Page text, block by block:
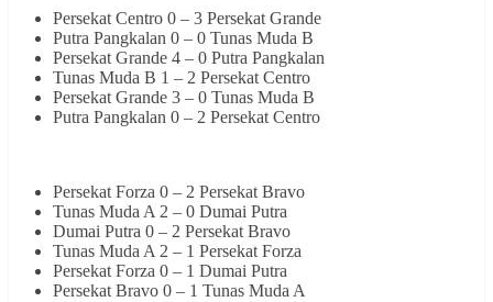
Persekat Centro 0 – 3 Persekat Grande
Putra Pangkalan 0 – 0 Tunas Muda B
Persekat Grande 4 – 0 Putra Pangkalan
Tunas Muda B 1 – 2 Persekat Centro
Persekat Grande 3 – 0 Tunas Muda B
Putra Pangkalan 0 – 2 Persekat Centro
Persekat Forza 0 – 2 Persekat Bravo
Tunas Muda A 2 – 0 Dumai Putra
Dumai Putra 0 – 2 Persekat Bravo
Tunas Muda A 2 – 1 Persekat Forza
Persekat Forza 0 – 1 Dumai Putra
Persekat Bravo 0 – 1 Tunas Muda A